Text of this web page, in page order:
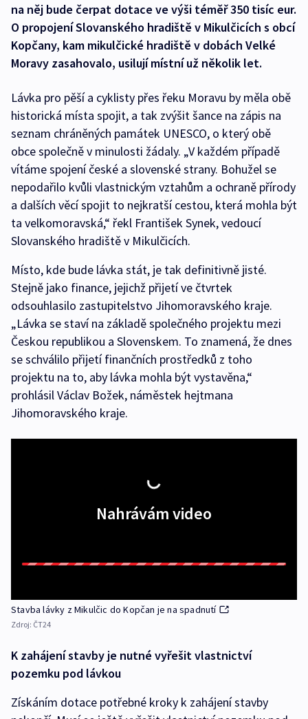
na něj bude čerpat dotace ve výši téměř 350 tisíc eur.
O propojení Slovanského hradiště v Mikulčicích s obcí
Kopčany, kam mikulčické hradiště v dobách Velké
Moravy zasahovalo, usilují místní už několik let.
Lávka pro pěší a cyklisty přes řeku Moravu by měla obě
historická místa spojit, a tak zvýšit šance na zápis na
seznam chráněných památek UNESCO, o který obě
obce společně v minulosti žádaly. „V každém případě
vítáme spojení české a slovenské strany. Bohužel se
nepodařilo kvůli vlastnickým vztahům a ochraně přírody
a dalších věcí spojit to nejkratší cestou, která mohla být
ta velkomoravská,“ řekl František Synek, vedoucí
Slovanského hradiště v Mikulčicích.
Místo, kde bude lávka stát, je tak definitivně jisté.
Stejně jako finance, jejichž přijetí ve čtvrtek
odsouhlasilo zastupitelstvo Jihomoravského kraje.
„Lávka se staví na základě společného projektu mezi
Českou republikou a Slovenskem. To znamená, že dnes
se schválilo přijetí finančních prostředků z toho
projektu na to, aby lávka mohla být vystavěna,“
prohlásil Václav Božek, náměstek hejtmana
Jihomoravského kraje.
Nahrávám video
Stavba lávky z Mikulčic do Kopčan je na spadnutí
Zdroj: ČT24
K zahájení stavby je nutné vyřešit vlastnictví
pozemku pod lávkou
Získáním dotace potřebné kroky k zahájení stavby